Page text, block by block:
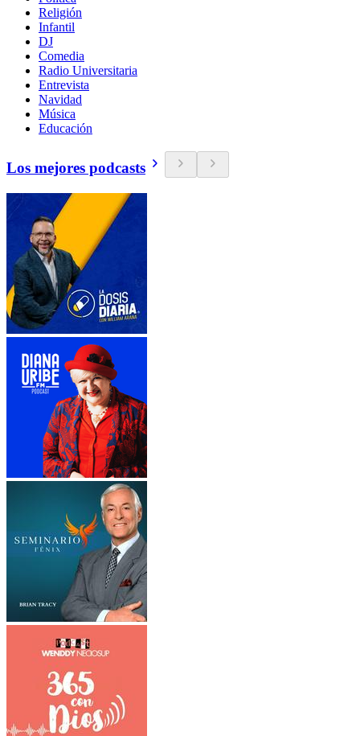
Religión
Infantil
DJ
Comedia
Radio Universitaria
Entrevista
Navidad
Música
Educación
Los mejores podcasts